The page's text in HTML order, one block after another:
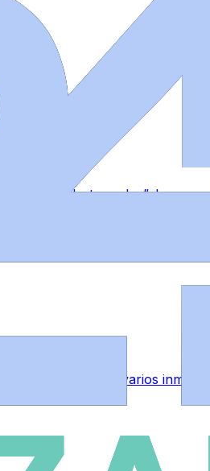
estamos destrozados”: la
en Zamora: varios